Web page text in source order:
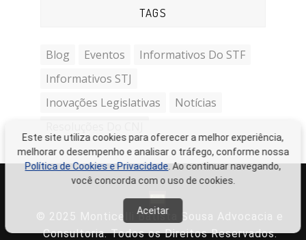
Este site utiliza cookies para oferecer a melhor experiência,
melhorar o desempenho e analisar o tráfego, conforme nossa
Política de Cookies e Privacidade. Ao continuar navegando,
você concorda com o uso de cookies.
Aceitar
TAGS
Blog Eventos
Informativos Do STF
Informativos STJ
Inovações Legislativas
Notícias
© 2025 Monticelli Batista Sousa Advocacia e
Consultoria. Todos os Direitos Reservados.